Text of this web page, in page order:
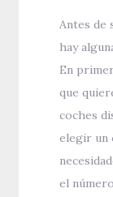
Antes de
hay
En
que
coches
elegir un
el